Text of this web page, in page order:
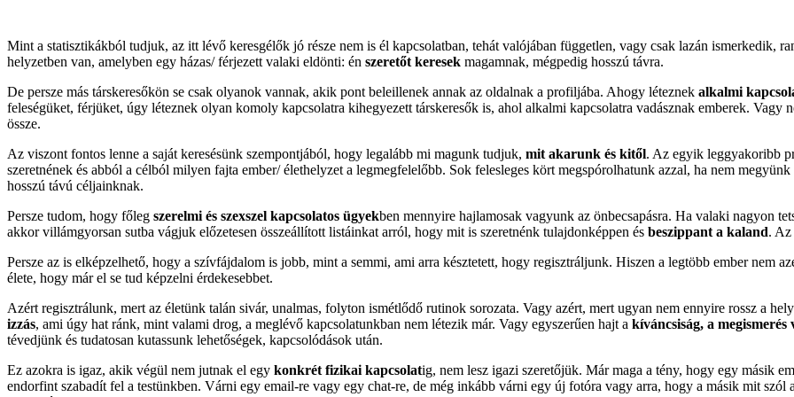
Mint a statisztikákból tudjuk, az itt lévő keresgélők jó része nem is él kapcsolatban, tehát valójában független, vagy csak lazán ismerkedik,
helyzetben van, amelyben egy házas/ férjezett valaki eldönti: én szeretőt keresek magamnak, mégpedig hosszú távra.
De persze más társkeresőkön se csak olyanok vannak, akik pont beleillenek annak az oldalnak a profiljába. Ahogy léteznek alkalmi
feleségüket, férjüket, úgy léteznek olyan komoly kapcsolatra kihegyezett társkeresők is, ahol alkalmi kapcsolatra vadásznak emberek.
össze.
Az viszont fontos lenne a saját keresésünk szempontjából, hogy legalább mi magunk tudjuk, mit akarunk és kitől. Az egyik leggyakoribb
szeretnének és abból a célból milyen fajta ember/ élethelyzet a legmegfelelőbb. Sok felesleges kört megspórolhatunk azzal, ha nem
hosszú távú céljainknak.
Persze tudom, hogy főleg szerelmi és szexszel kapcsolatos ügyekben mennyire hajlamosak vagyunk az önbecsapásra. Ha valaki nagyon
akkor villámgyorsan sutba vágjuk előzetesen összeállított listáinkat arról, hogy mit is szeretnénk tulajdonképpen és beszippant a kaland.
Persze az is elképzelhető, hogy a szívfájdalom is jobb, mint a semmi, ami arra késztetett, hogy regisztráljunk. Hiszen a legtöbb ember nem
élete, hogy már el se tud képzelni érdekesebbet.
Azért regisztrálunk, mert az életünk talán sivár, unalmas, folyton ismétlődő rutinok sorozata. Vagy azért, mert ugyan nem ennyire rossz a
izzás, ami úgy hat ránk, mint valami drog, a meglévő kapcsolatunkban nem létezik már. Vagy egyszerűen hajt a kíváncsiság, a megismerés
tévedjünk és tudatosan kutassunk lehetőségek, kapcsolódások után.
Ez azokra is igaz, akik végül nem jutnak el egy konkrét fizikai kapcsolatig, nem lesz igazi szeretőjük. Már maga a tény, hogy egy másik
endorfint szabadít fel a testünkben. Várni egy email-re vagy egy chat-re, de még inkább várni egy új fotóra vagy arra, hogy a másik mit